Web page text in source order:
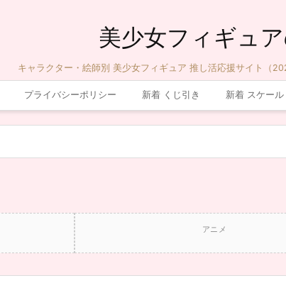
美少女フィギュ
キャラクター・絵師別 美少女フィギュア 推し活応援サイト（
プライバシーポリシー 新着 くじ引き 新着 スケール
アニメ